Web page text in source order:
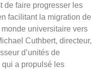
de faire progresser les
facilitant la migration de
monde universitaire vers
Cuthbert, directeur,
d’unités de
a propulsé les